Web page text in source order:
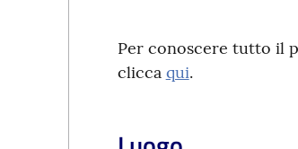
Per conoscere tutto il
clicca qui.